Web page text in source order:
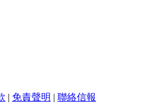
| 免責聲明 | 聯絡信報